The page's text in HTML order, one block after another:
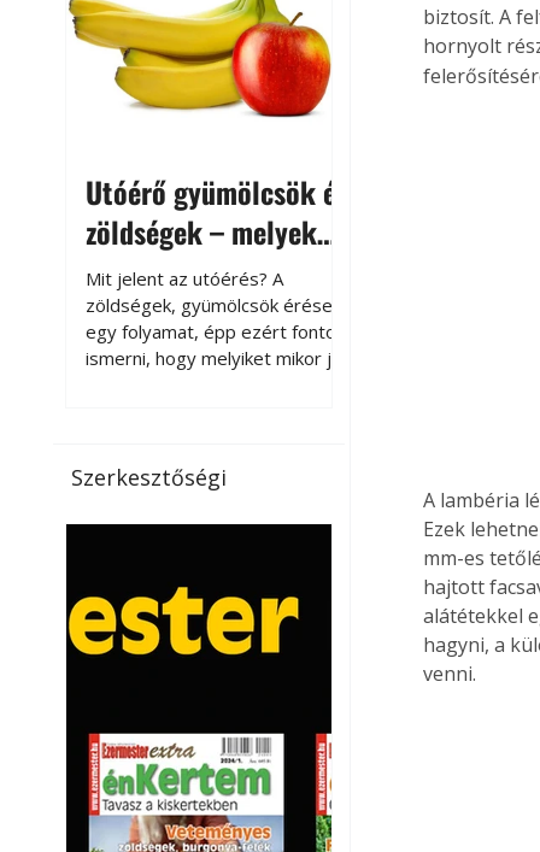
is jelent.
Utóérő gyümölcsök és
zöldségek – melyek
érnek tovább leszedés
után?
Mit jelent az utóérés? A
zöldségek, gyümölcsök érése
egy folyamat, épp ezért fontos
ismerni, hogy melyiket mikor jó
paradicsomot sokszor
gazdasági érettségben, azaz
Utóérik eközben, de nem lesz
olyan ízű, mint amit a saját
kertünkben, biológiai
tárolható h
Szerkesztőségi
biztosít. A
hornyolt
A lambéria
Ezek
mm-es
hajtott
alátétekkel
hagyni, a
venni.